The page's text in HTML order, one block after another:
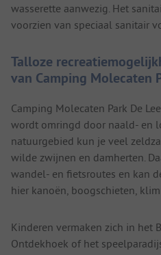
wasserette aanwezig. Het
voorzien van speciaal sanitair
Talloze
van Camping Molecaten
Camping Molecaten Park De
wordt omringd door naald- en
natuurgebied kun je veel
wilde zwijnen en damherten.
wandel- en fietsroutes en kan
hier kanoën, boogschieten,
Kinderen vermaken zich in het
Ontdekhoek of het